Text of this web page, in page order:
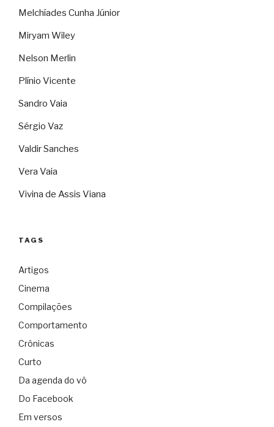
Melchíades Cunha Júnior
Miryam Wiley
Nelson Merlin
Plínio Vicente
Sandro Vaia
Sérgio Vaz
Valdir Sanches
Vera Vaia
Vivina de Assis Viana
TAGS
Artigos
Cinema
Compilações
Comportamento
Crônicas
Curto
Da agenda do vô
Do Facebook
Em versos